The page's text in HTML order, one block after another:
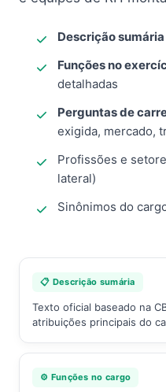
Descrição
Funções no
detalhadas
Perguntas de
exigida, mercado,
Profissões e
lateral)
Sinônimos do
📋 Descrição sumária
Texto oficial baseado na
atribuições principais do
⚙️ Funções no cargo